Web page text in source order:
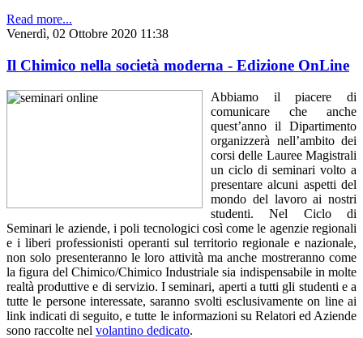
Read more...
Venerdì, 02 Ottobre 2020 11:38
Il Chimico nella società moderna - Edizione OnLine
Abbiamo il piacere di
comunicare che anche
quest’anno il Dipartimento
organizzerà nell’ambito dei
corsi delle Lauree Magistrali
un ciclo di seminari volto a
presentare alcuni aspetti del
mondo del lavoro ai nostri
studenti. Nel Ciclo di
Seminari le aziende, i poli tecnologici così come le agenzie regionali
e i liberi professionisti operanti sul territorio regionale e nazionale,
non solo presenteranno le loro attività ma anche mostreranno come
la figura del Chimico/Chimico Industriale sia indispensabile in molte
realtà produttive e di servizio. I seminari, aperti a tutti gli studenti e a
tutte le persone interessate, saranno svolti esclusivamente on line ai
link indicati di seguito, e tutte le informazioni su Relatori ed Aziende
sono raccolte nel volantino dedicato.